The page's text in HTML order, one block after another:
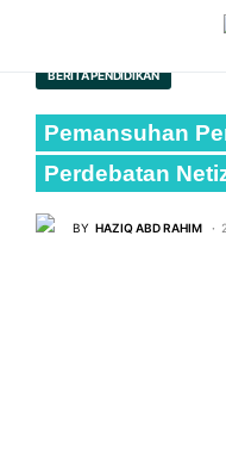
BERITA PENDIDIKAN
Pemansuhan
Perdebatan
BY HAZIQ ABD RAHIM